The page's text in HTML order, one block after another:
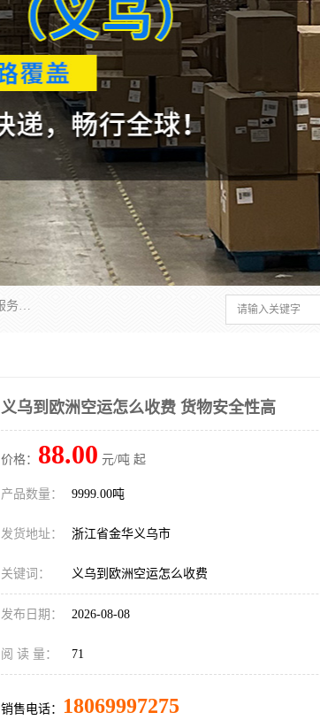
欧洲海运双清包税 美国*专线 加拿大DDP双清 墨西哥跨境空运 澳大利亚专线物流 跨境电商物流服务 国际快递到门服务 海运*渠道 一站式跨境物流解决方案 TikTok/SHEIN专线 电商平台FBA头程运输 国际铁路运输欧洲 UPS/DDHL/联邦快递跨境 美国双清到门物流 跨境*运输
义乌到欧洲空运怎么收费 货物安全性高
价格： 88.00 元/吨 起
产品数量： 9999.00吨
发货地址： 浙江省金华义乌市
关键词： 义乌到欧洲空运怎么收费
发布日期： 2026-08-08
阅 读 量： 71
销售电话： 18069997275